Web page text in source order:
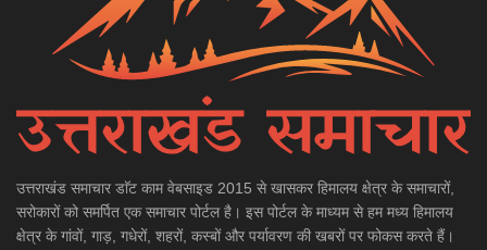
उत्तराखंड समाचार डाॅट काम वेबसाइड 2015 से खासकर हिमालय क्षेत्र के समाचारों,
सरोकारों को समर्पित एक समाचार पोर्टल है। इस पोर्टल के माध्यम से हम मध्य हिमालय
क्षेत्र के गांवों, गाड़, गधेरों, शहरों, कस्बों और पर्यावरण की खबरों पर फोकस करते हैं।